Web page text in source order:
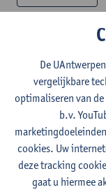
The lexical
Frontiers in
Rianne van Lieburg,
Citatielink
Two sides of
De
vergelijkbare
optimaliseren van
b.v.
cookies. Uw
deze tracking
gaat u hiermee